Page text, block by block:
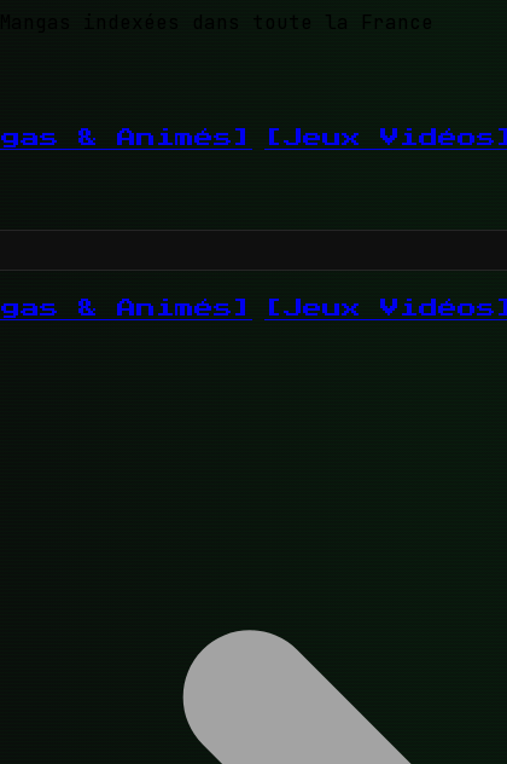
indexées dans toute la France
& Animés] [Jeux Vidéos]
& Animés] [Jeux Vidéos]